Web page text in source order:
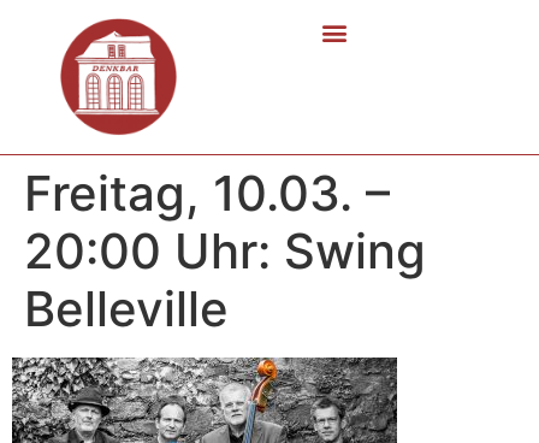
Freitag, 10.03. –
20:00 Uhr: Swing
Belleville